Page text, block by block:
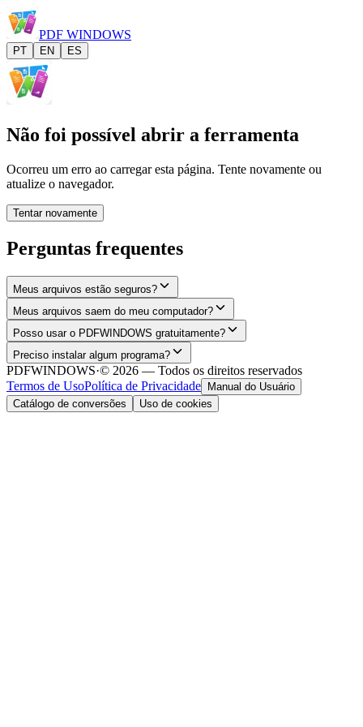
PDF WINDOWS
PT EN ES
Não foi possível abrir a ferramenta
Ocorreu um erro ao carregar esta página. Tente novamente ou
atualize o navegador.
Tentar novamente
Perguntas frequentes
Meus arquivos estão seguros?
Meus arquivos saem do meu computador?
Posso usar o PDFWINDOWS gratuitamente?
Preciso instalar algum programa?
PDFWINDOWS·© 2026 — Todos os direitos reservados
Termos de UsoPolítica de Privacidade Manual do Usuário
Catálogo de conversões
Uso de cookies